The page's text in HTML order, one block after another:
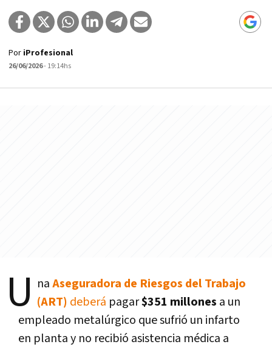
Por iProfesional
26/06/2026- 19:14hs
U naAseguradora de Riesgos del Trabajo
(ART) deberá pagar$351 millones a un
empleado metalúrgico que sufrió un infarto
en planta y no recibió asistencia médica a